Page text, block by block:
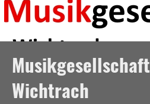
Musikgesellschaft
Wichtrach